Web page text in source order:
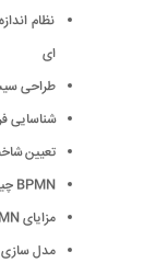
نظام
ای
طراحی
شناسایی
تعیین
BPMN چیست
مزایای BPMN
مدل سازی